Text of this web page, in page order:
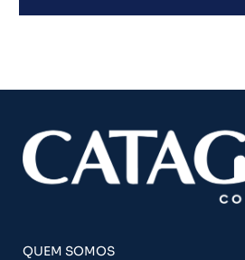
QUEM SOMOS